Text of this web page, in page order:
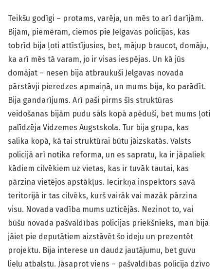
Teikšu godīgi – protams, varēja, un mēs to arī darījām.
Bijām, piemēram, ciemos pie Jelgavas policijas, kas
tobrīd bija ļoti attīstījusies, bet, mājup braucot, domāju,
ka arī mēs tā varam, jo ir visas iespējas. Un kā jūs
domājat – nesen bija atbraukuši Jelgavas novada
pārstāvji pieredzes apmaiņā, un mums bija, ko parādīt.
Bija gandarījums. Arī paši pirms šīs struktūras
veidošanas bijām pudu sāls kopā apēduši, bet mums ļoti
palīdzēja Vidzemes Augstskola. Tur bija grupa, kas
salika kopā, kā tai struktūrai būtu jāizskatās. Valsts
policijā arī notika reforma, un es sapratu, ka ir jāpaliek
kādiem cilvēkiem uz vietas, kas ir tuvāk tautai, kas
pārzina vietējos apstākļus. Iecirkņa inspektors savā
teritorijā ir tas cilvēks, kurš vairāk vai mazāk pārzina
visu. Novada vadība mums uzticējās. Nezinot to, vai
būšu novada pašvaldības policijas priekšnieks, man bija
jāiet pie deputātiem aizstāvēt šo ideju un prezentēt
projektu. Bija interese un daudz jautājumu, bet guvu
lielu atbalstu. Jāsaprot viens – pašvaldības policija dzīvo